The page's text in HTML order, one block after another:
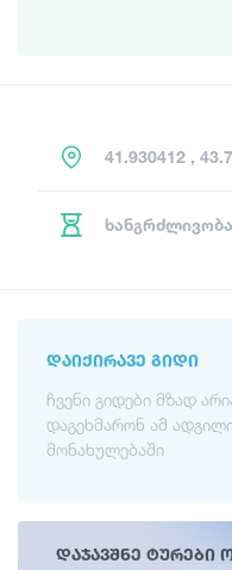
41.930412 ,
ᲓᲐᲘᲥᲘᲠᲐᲕᲔ ᲒᲘᲓᲘ
ჩვენი გიდები მზად
დაგეხმარონ ამ
მონახულებაში
დაჯავშნე ტურები